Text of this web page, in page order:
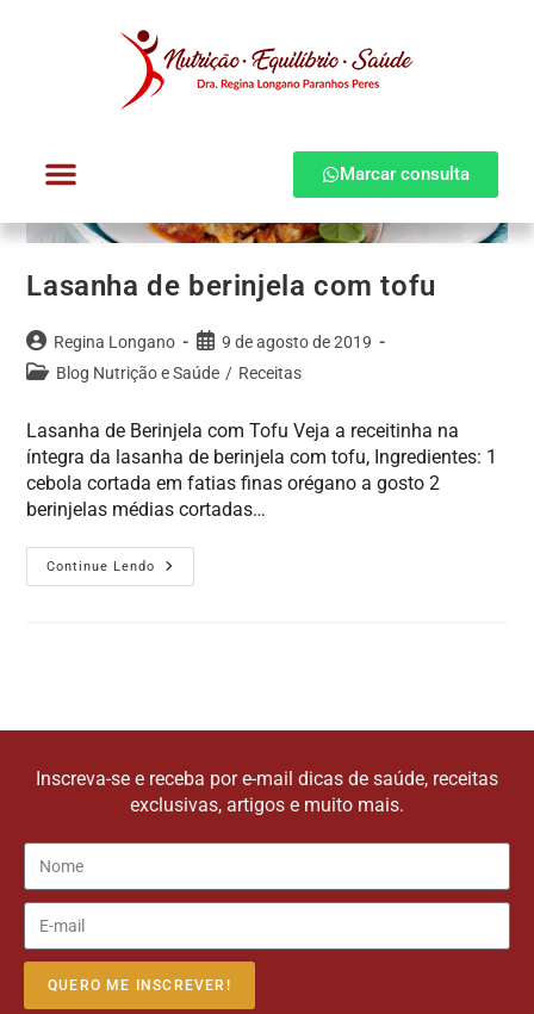
Marcar consulta
Lasanha de berinjela com tofu
Regina Longano
9 de agosto de 2019
Blog Nutrição e Saúde / Receitas
Lasanha de Berinjela com Tofu Veja a receitinha na
íntegra da lasanha de berinjela com tofu, Ingredientes: 1
cebola cortada em fatias finas orégano a gosto 2
berinjelas médias cortadas…
Continue Lendo
Inscreva-se e receba por e-mail dicas de saúde, receitas
exclusivas, artigos e muito mais.
QUERO ME INSCREVER!